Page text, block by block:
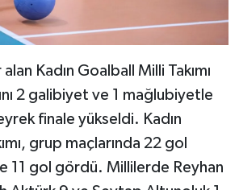
Kadın Goalball Milli Takımı
2 galibiyet ve 1 mağlubiyetle
finale yükseldi. Kadın
grup maçlarında 22 gol
11 gol gördü. Millilerde Reyhan